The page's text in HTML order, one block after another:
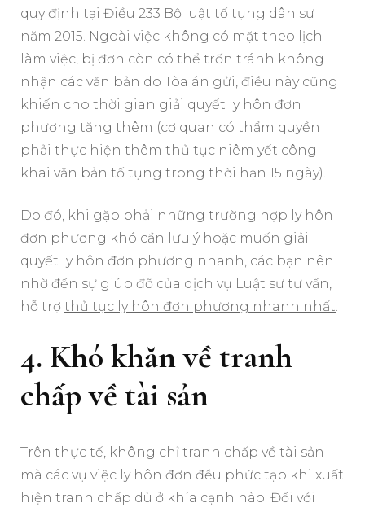
quy định tại Điều 233 Bộ luật tố tụng dân sự
năm 2015. Ngoài việc không có mặt theo lịch
làm việc, bị đơn còn có thể trốn tránh không
nhận các văn bản do Tòa án gửi, điều này cũng
khiến cho thời gian giải quyết ly hôn đơn
phương tăng thêm (cơ quan có thẩm quyền
phải thực hiện thêm thủ tục niêm yết công
khai văn bản tố tụng trong thời hạn 15 ngày).
Do đó, khi gặp phải những trường hợp ly hôn
đơn phương khó cần lưu ý hoặc muốn giải
quyết ly hôn đơn phương nhanh, các bạn nên
nhờ đến sự giúp đỡ của dịch vụ Luật sư tư vấn,
hỗ trợ thủ tục ly hôn đơn phương nhanh nhất.
4. Khó khăn về tranh
chấp về tài sản
Trên thực tế, không chỉ tranh chấp về tài sản
mà các vụ việc ly hôn đơn đều phức tạp khi xuất
hiện tranh chấp dù ở khía cạnh nào. Đối với